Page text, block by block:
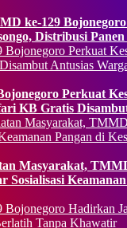
ke-129
Distribusi
Perkuat
KB Gratis
Masyarakat,
Sosialisasi